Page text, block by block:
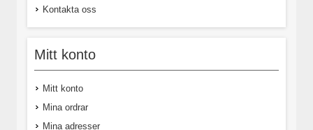
Kontakta oss
Mitt konto
Mitt konto
Mina ordrar
Mina adresser